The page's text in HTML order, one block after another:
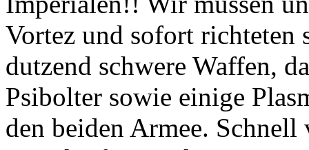
Vortez und sofort
dutzend schwere Waffen,
Psibolter sowie einige
den beiden Armee.